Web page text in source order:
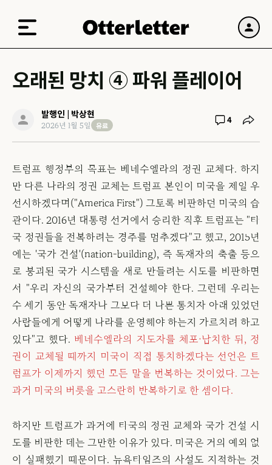
오래된 망치 ④ 파워 플레이어
발행인 | 박상현
2026년 1월 5일 유료 4
트럼프 행정부의 목표는 베네수엘라의 정권 교체다. 하지
만 다른 나라의 정권 교체는 트럼프 본인이 미국을 제일 우
선시하겠다며("America First") 그토록 비판하던 미국의 습
관이다. 2016년 대통령 선거에서 승리한 직후 트럼프는 "타
국 정권들을 전복하려는 경주를 멈추겠다"고 했고, 2015년
에는 '국가 건설'(nation-building), 즉 독재자의 축출 등으
로 붕괴된 국가 시스템을 새로 만들려는 시도를 비판하면
서 "우리 자신의 국가부터 건설해야 한다. 그런데 우리는
수 세기 동안 독재자나 그보다 더 나쁜 통치자 아래 있었던
사람들에게 어떻게 나라를 운영해야 하는지 가르치려 하고
있다"고 했다. 베네수엘라의 지도자를 체포·납치한 뒤, 정
권이 교체될 때까지 미국이 직접 통치하겠다는 선언은 트
럼프가 이제까지 했던 모든 말을 번복하는 것이었다. 그는
과거 미국의 버릇을 고스란히 반복하기로 한 셈이다.
하지만 트럼프가 과거에 타국의 정권 교체와 국가 건설 시
도를 비판한 데는 그만한 이유가 있다. 미국은 거의 예외 없
이 실패했기 때문이다. 뉴욕타임즈의 사설도 지적하는 것